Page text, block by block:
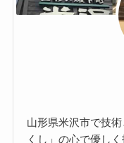
山形県米沢市で技
くし」の心で優し